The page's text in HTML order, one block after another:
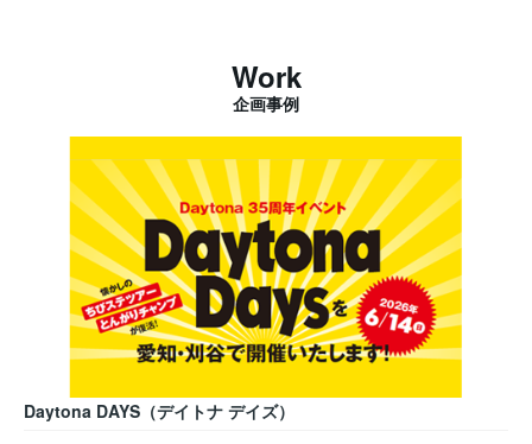
Work
企画事例
Daytona DAYS（デイトナ デイズ）